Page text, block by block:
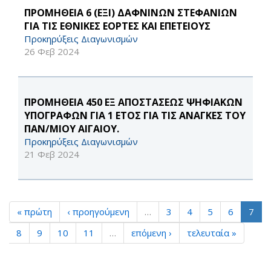
ΠΡΟΜΗΘΕΙΑ 6 (ΕΞΙ) ΔΑΦΝΙΝΩΝ ΣΤΕΦΑΝΙΩΝ
ΓΙΑ ΤΙΣ ΕΘΝΙΚΕΣ ΕΟΡΤΕΣ ΚΑΙ ΕΠΕΤΕΙΟΥΣ
Προκηρύξεις Διαγωνισμών
26 Φεβ 2024
ΠΡΟΜΗΘΕΙΑ 450 ΕΞ ΑΠΟΣΤΑΣΕΩΣ ΨΗΦΙΑΚΩΝ
ΥΠΟΓΡΑΦΩΝ ΓΙΑ 1 ΕΤΟΣ ΓΙΑ ΤΙΣ ΑΝΑΓΚΕΣ ΤΟΥ
ΠΑΝ/ΜΙΟΥ ΑΙΓΑΙΟΥ.
Προκηρύξεις Διαγωνισμών
21 Φεβ 2024
« πρώτη ‹ προηγούμενη … 3 4 5 6
7
8
9 10 11 … επόμενη › τελευταία »